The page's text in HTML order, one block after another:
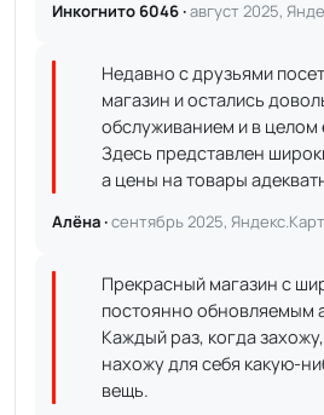
Инкогнито 6046 ·август 2025,
Недавно с друзьями
магазин и остались
обслуживанием и в целом
Здесь представлен
а цены на товары
Алёна ·сентябрь 2025,
Прекрасный магазин с
постоянно обновляемым
Каждый раз, когда
нахожу для себя какую-
вещь.